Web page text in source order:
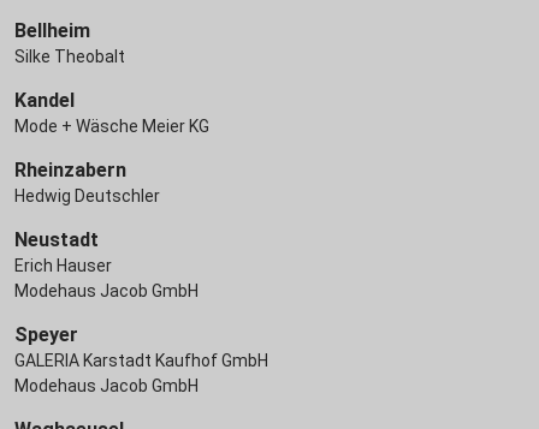
Bellheim
Silke Theobalt
Kandel
Mode + Wäsche Meier KG
Rheinzabern
Hedwig Deutschler
Neustadt
Erich Hauser
Modehaus Jacob GmbH
Speyer
GALERIA Karstadt Kaufhof GmbH
Modehaus Jacob GmbH